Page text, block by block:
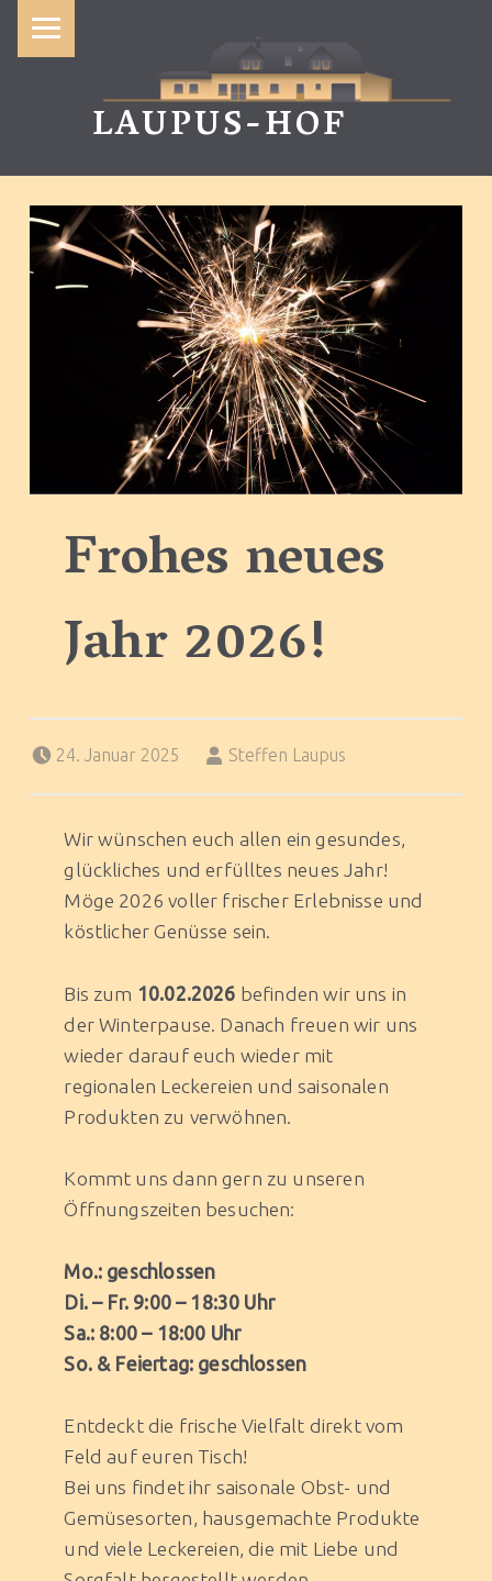
LAUPUS-HOF
Frohes neues
Jahr 2026!
24. Januar 2025
Steffen Laupus
Wir wünschen euch allen ein gesundes,
glückliches und erfülltes neues Jahr!
Möge 2026 voller frischer Erlebnisse und
köstlicher Genüsse sein.
Bis zum 10.02.2026 befinden wir uns in
der Winterpause. Danach freuen wir uns
wieder darauf euch wieder mit
regionalen Leckereien und saisonalen
Produkten zu verwöhnen.
Kommt uns dann gern zu unseren
Öffnungszeiten besuchen:
Mo.: geschlossen
Di. – Fr. 9:00 – 18:30 Uhr
Sa.: 8:00 – 18:00 Uhr
So. & Feiertag: geschlossen
Entdeckt die frische Vielfalt direkt vom
Feld auf euren Tisch!
Bei uns findet ihr saisonale Obst- und
Gemüsesorten, hausgemachte Produkte
und viele Leckereien, die mit Liebe und